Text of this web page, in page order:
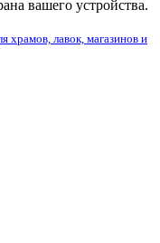
вашего устройства.
храмов, лавок, магазинов и